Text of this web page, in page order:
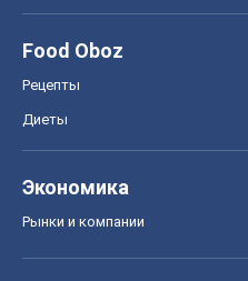
Food Oboz
Рецепты
Диеты
Экономика
Рынки и компании